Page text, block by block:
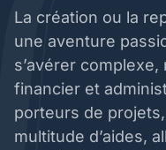
La création ou la
une aventure
s’avérer
financier et
porteurs de
multitude d’aides,